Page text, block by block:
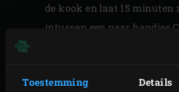
Toestemming Details
de kook en laat 15 minuten
intussen een paar handjes
smaak met peper en zout.